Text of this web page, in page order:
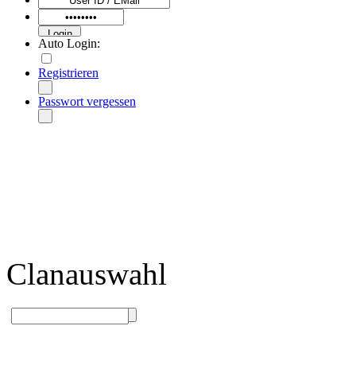
Auto Login:
Registrieren
Passwort vergessen
Clanauswahl